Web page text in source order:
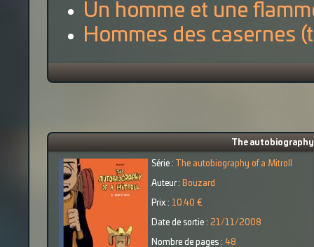
Un homme et une
Hommes des casernes
The
Série : The autobiography of a Mitroll
Auteur : Bouzard
Prix : 10.40 €
Date de sortie : 21/11/2008
Nombre de pages : 48